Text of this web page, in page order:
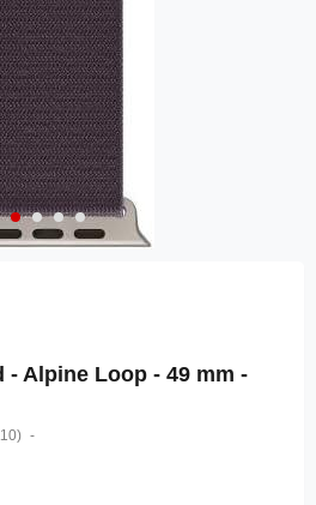
- Alpine Loop - 49 mm -